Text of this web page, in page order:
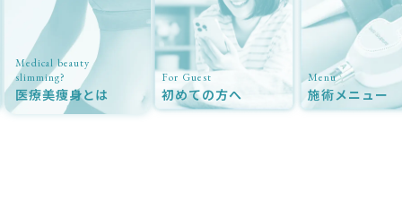
beauty
身とは 初めての方へ 施術メニュー